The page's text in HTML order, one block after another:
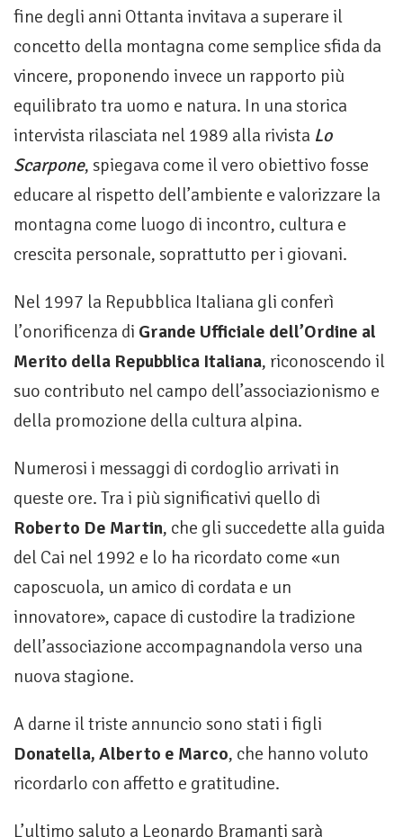
fine degli anni Ottanta invitava a superare il
concetto della montagna come semplice sfida da
vincere, proponendo invece un rapporto più
equilibrato tra uomo e natura. In una storica
intervista rilasciata nel 1989 alla rivista Lo
Scarpone, spiegava come il vero obiettivo fosse
educare al rispetto dell’ambiente e valorizzare la
montagna come luogo di incontro, cultura e
crescita personale, soprattutto per i giovani.
Nel 1997 la Repubblica Italiana gli conferì
l’onorificenza di Grande Ufficiale dell’Ordine al
Merito della Repubblica Italiana, riconoscendo il
suo contributo nel campo dell’associazionismo e
della promozione della cultura alpina.
Numerosi i messaggi di cordoglio arrivati in
queste ore. Tra i più significativi quello di
Roberto De Martin, che gli succedette alla guida
del Cai nel 1992 e lo ha ricordato come «un
caposcuola, un amico di cordata e un
innovatore», capace di custodire la tradizione
dell’associazione accompagnandola verso una
nuova stagione.
A darne il triste annuncio sono stati i figli
Donatella, Alberto e Marco, che hanno voluto
ricordarlo con affetto e gratitudine.
L’ultimo saluto a Leonardo Bramanti sarà